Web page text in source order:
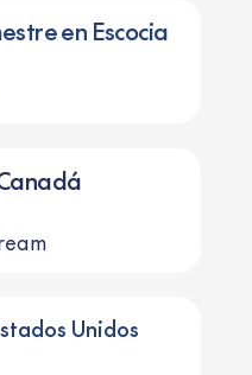
en Escocia
Unidos